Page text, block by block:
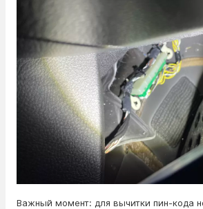
Важный момент: для вычитки пин-кода